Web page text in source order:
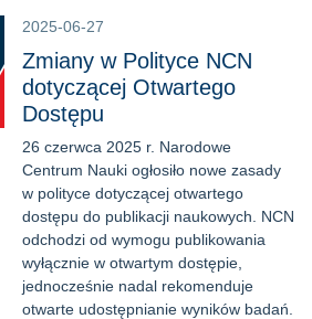
2025-06-27
Zmiany w Polityce NCN
dotyczącej Otwartego
Dostępu
26 czerwca 2025 r. Narodowe
Centrum Nauki ogłosiło nowe zasady
w polityce dotyczącej otwartego
dostępu do publikacji naukowych. NCN
odchodzi od wymogu publikowania
wyłącznie w otwartym dostępie,
jednocześnie nadal rekomenduje
otwarte udostępnianie wyników badań.